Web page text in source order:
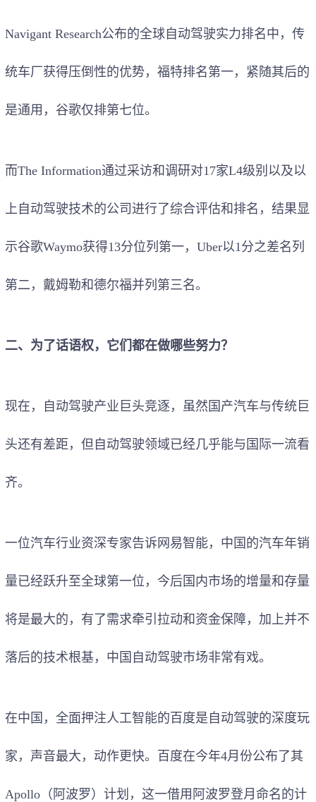
Navigant Research公布的全球自动驾驶实力排名中，传
统车厂获得压倒性的优势，福特排名第一，紧随其后的
是通用，谷歌仅排第七位。
而The Information通过采访和调研对17家L4级别以及以
上自动驾驶技术的公司进行了综合评估和排名，结果显
示谷歌Waymo获得13分位列第一，Uber以1分之差名列
第二，戴姆勒和德尔福并列第三名。
二、为了话语权，它们都在做哪些努力？
现在，自动驾驶产业巨头竞逐，虽然国产汽车与传统巨
头还有差距，但自动驾驶领域已经几乎能与国际一流看
齐。
一位汽车行业资深专家告诉网易智能，中国的汽车年销
量已经跃升至全球第一位，今后国内市场的增量和存量
将是最大的，有了需求牵引拉动和资金保障，加上并不
落后的技术根基，中国自动驾驶市场非常有戏。
在中国，全面押注人工智能的百度是自动驾驶的深度玩
家，声音最大，动作更快。百度在今年4月份公布了其
Apollo（阿波罗）计划，这一借用阿波罗登月命名的计